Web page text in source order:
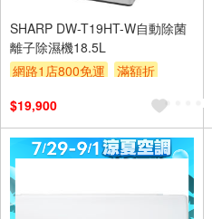
SHARP DW-T19HT-W自動除菌
離子除濕機18.5L
網路1店800免運
滿額折
$19,900